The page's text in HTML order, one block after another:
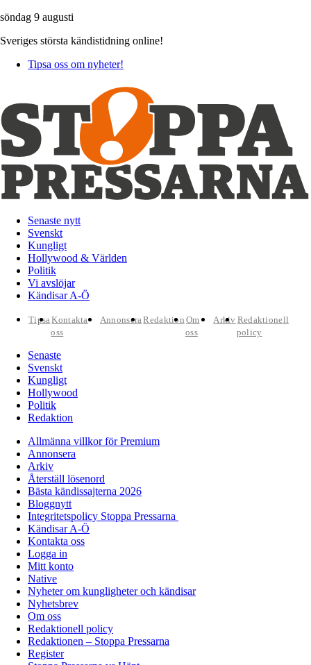
söndag 9 augusti
Sveriges största kändistidning online!
Tipsa oss om nyheter!
Senaste nytt
Svenskt
Kungligt
Hollywood & Världen
Politik
Vi avslöjar
Kändisar A-Ö
TipsaKontakta
oss
AnnonseraRedaktion Om
oss
Arkiv Redaktionell
policy
Senaste
Svenskt
Kungligt
Hollywood
Politik
Redaktion
Allmänna villkor för Premium
Annonsera
Arkiv
Återställ lösenord
Bästa kändissajterna 2026
Bloggnytt
Integritetspolicy Stoppa Pressarna
Kändisar A-Ö
Kontakta oss
Logga in
Mitt konto
Native
Nyheter om kungligheter och kändisar
Nyhetsbrev
Om oss
Redaktionell policy
Redaktionen – Stoppa Pressarna
Register